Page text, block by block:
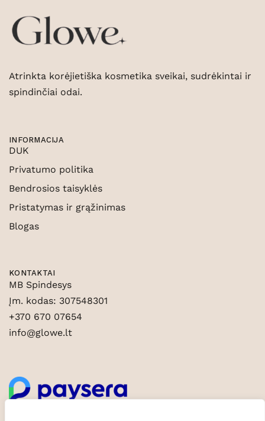
Atrinkta korėjietiška kosmetika sveikai, sudrėkintai ir
spindinčiai odai.
INFORMACIJA
DUK
Privatumo politika
Bendrosios taisyklės
Pristatymas ir grąžinimas
Blogas
KONTAKTAI
MB Spindesys
Įm. kodas: 307548301
+370 670 07654
info@glowe.lt